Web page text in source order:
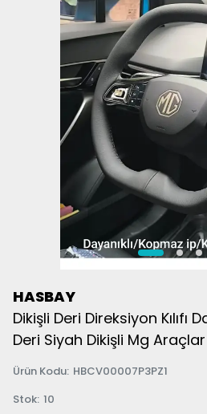
HASBAY
Dikişli Deri Direksiyon Kılıfı
Deri Siyah Dikişli Mg
Ürün Kodu: HBCV00007P3PZ1
Stok: 10